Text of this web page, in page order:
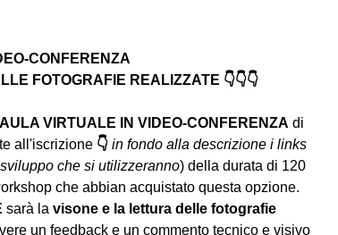
CONFERENZA
FOTOGRAFIE REALIZZATE 👇👇👇
AULA VIRTUALE IN VIDEO-CONFERENZA di
all'iscrizione 👇 in fondo alla descrizione i links
che si utilizzeranno) della durata di 120
che abbian acquistato questa opzione.
sarà la visone e la lettura delle fotografie
un feedback e un commento tecnico e visivo